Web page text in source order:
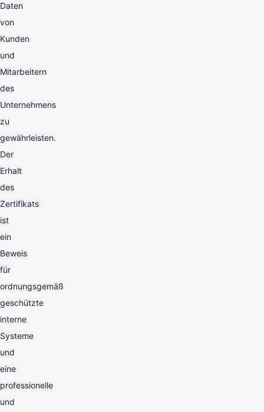
Daten
von
Kunden
und
Mitarbeitern
des
Unternehmens
zu
gewährleisten.
Der
Erhalt
des
Zertifikats
ist
ein
Beweis
für
ordnungsgemäß
geschützte
interne
Systeme
und
eine
professionelle
und